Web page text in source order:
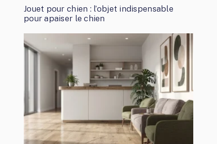
Jouet pour chien : l’objet indispensable
pour apaiser le chien